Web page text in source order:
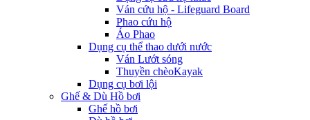
Ván cứu hộ - Lifeguard Board
Phao cứu hộ
Áo Phao
Dụng cụ thể thao dưới nước
Ván Lướt sóng
Thuyền chèoKayak
Dụng cụ bơi lội
Ghế & Dù Hồ bơi
Ghế hồ bơi